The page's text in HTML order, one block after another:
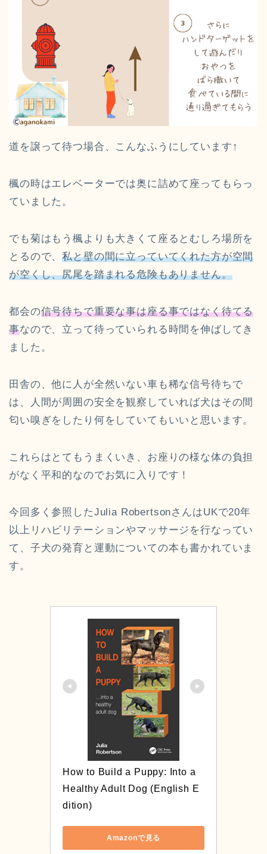
道を譲って待つ場合、こんなふうにしています↑
楓の時はエレベーターでは奥に詰めて座ってもらっ
ていました。
でも菊はもう楓よりも大きくて座るとむしろ場所を
とるので、私と壁の間に立っていてくれた方が空間
が空くし、尻尾を踏まれる危険もありません。
都会の信号待ちで重要な事は座る事ではなく待てる
事なので、立って待っていられる時間を伸ばしてき
ました。
田舎の、他に人が全然いない車も稀な信号待ちで
は、人間が周囲の安全を観察していれば犬はその間
匂い嗅ぎをしたり何をしていてもいいと思います。
これらはとてもうまくいき、お座りの様な体の負担
がなく平和的なのでお気に入りです！
今回多く参照したJulia RobertsonさんはUKで20年
以上リハビリテーションやマッサージを行なってい
て、子犬の発育と運動についての本も書かれていま
す。
How to Build a Puppy: Into a
Healthy Adult Dog (English E
dition)
Amazonで見る